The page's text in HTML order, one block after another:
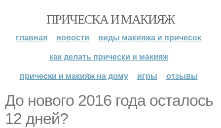
ПРИЧЕСКА И МАКИЯЖ
главная новости
виды макияжа и причесок
как делать прически и макияж
прически и макияж на дому
игры отзывы
До нового 2016 года осталось
12 дней?